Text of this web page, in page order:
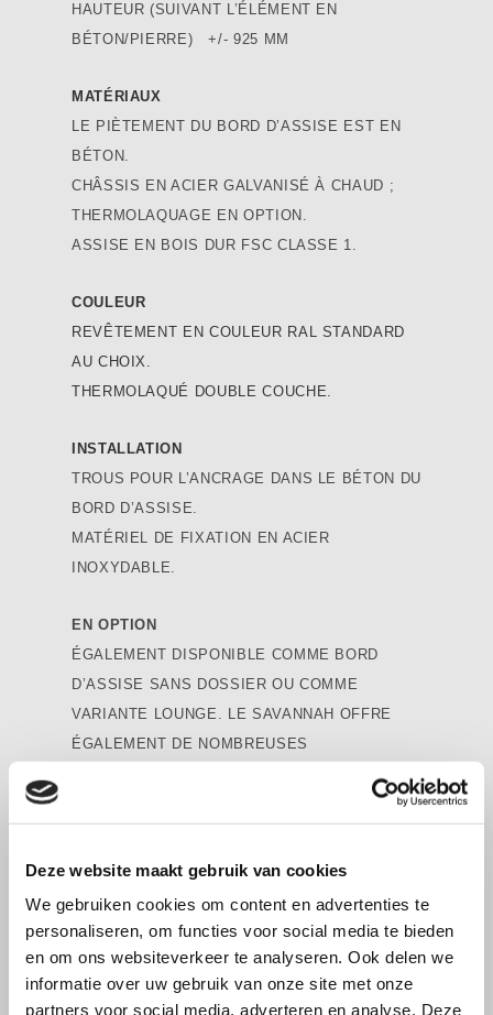
Deze website maakt gebruik van cookies
We gebruiken cookies om content en advertenties te
personaliseren, om functies voor social media te bieden
en om ons websiteverkeer te analyseren. Ook delen we
informatie over uw gebruik van onze site met onze
partners voor social media, adverteren en analyse. Deze
HAUTEUR (SUIVANT L’ÉLÉMENT EN
BÉTON/PIERRE) +/- 925 MM
MATÉRIAUX
LE PIÈTEMENT DU BORD D’ASSISE EST EN
BÉTON.
CHÂSSIS EN ACIER GALVANISÉ À CHAUD ;
THERMOLAQUAGE EN OPTION.
ASSISE EN BOIS DUR FSC CLASSE 1.
COULEUR
REVÊTEMENT EN COULEUR RAL STANDARD
AU CHOIX.
THERMOLAQUÉ DOUBLE COUCHE.
INSTALLATION
TROUS POUR L’ANCRAGE DANS LE BÉTON DU
BORD D’ASSISE.
MATÉRIEL DE FIXATION EN ACIER
INOXYDABLE.
EN OPTION
ÉGALEMENT DISPONIBLE COMME BORD
D’ASSISE SANS DOSSIER OU COMME
VARIANTE LOUNGE. LE SAVANNAH OFFRE
ÉGALEMENT DE NOMBREUSES
Télécharger les spécifications